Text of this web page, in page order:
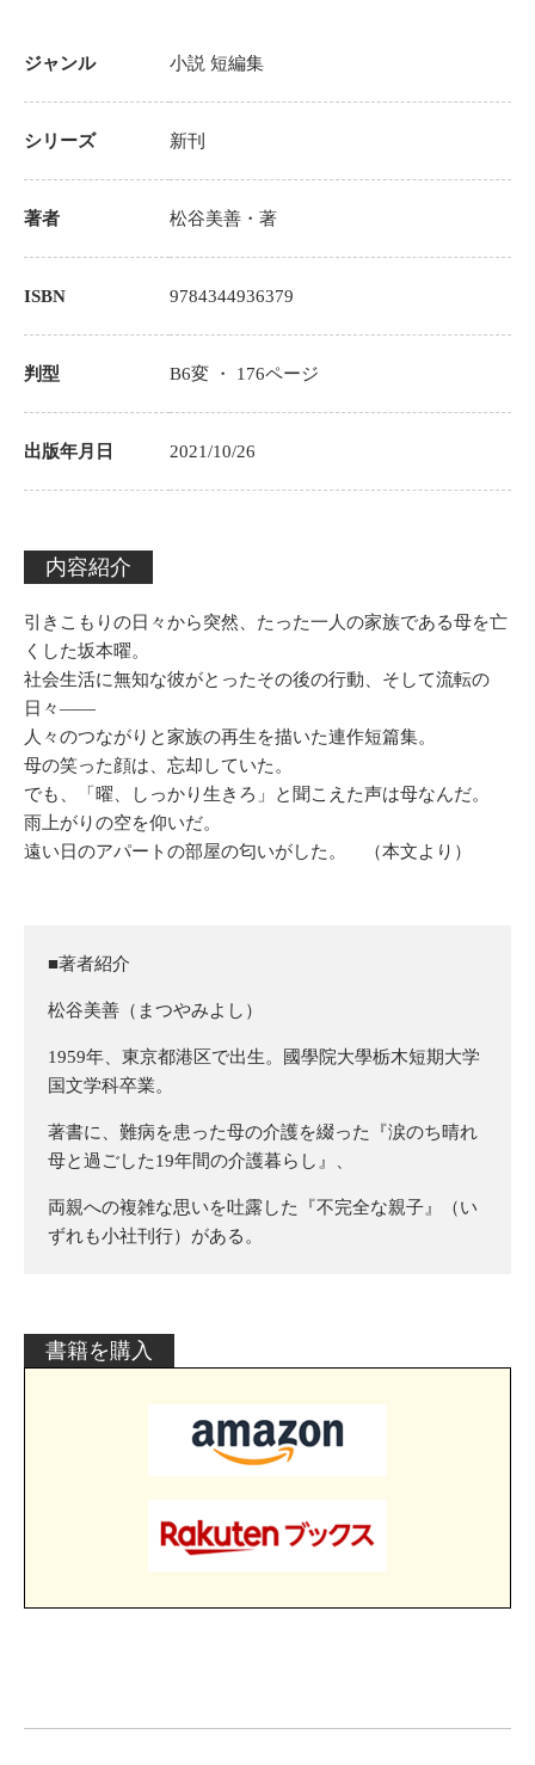
ジャンル 小説 短編集
シリーズ 新刊
著者 松谷美善 ・著
ISBN 9784344936379
判型 B6変 ・ 176ページ
出版年月日 2021/10/26
内容紹介
引きこもりの日々から突然、たった一人の家族である母を亡
くした坂本曜。
社会生活に無知な彼がとったその後の行動、そして流転の
日々――
人々のつながりと家族の再生を描いた連作短篇集。
母の笑った顔は、忘却していた。
でも、「曜、しっかり生きろ」と聞こえた声は母なんだ。
雨上がりの空を仰いだ。
遠い日のアパートの部屋の匂いがした。 （本文より）
■著者紹介
松谷美善（まつやみよし）
1959年、東京都港区で出生。國學院大學栃木短期大学
国文学科卒業。
著書に、難病を患った母の介護を綴った『涙のち晴れ
母と過ごした19年間の介護暮らし』、
両親への複雑な思いを吐露した『不完全な親子』（い
ずれも小社刊行）がある。
書籍を購入